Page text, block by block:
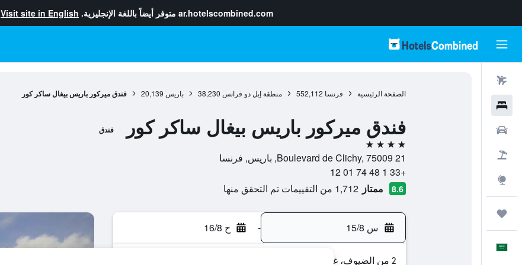
ar.hotelscombined.com متوفر أيضاً باللغة الإنجليزية. Visit site in English
الصفحة الرئيسية فرنسا 552,112 منطقة إيل دو فرانس 38,230 باريس 20,139 فندق ميركور باريس بيغال ساكر كور
فندق ميركور باريس بيغال ساكر كور فندق
4 نجوم
21 Boulevard de Clichy, 75009, باريس, فرنسا
+33 1 48 74 01 12
8.6 ممتاز 1,712 من التقييمات تم التحقق منها
س 15/8 - ح 16/8
2 من الضيوف، غرفة واحدة